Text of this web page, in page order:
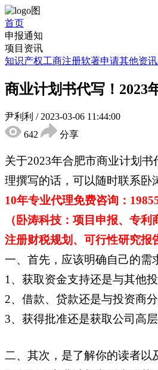
首页
申报通知
项目资讯
知识产权工商注册软著申请其他资讯
商业计划书代写！2023
尹利利 / 2023-03-06 11:44:00
642
分享
关于2023年合肥市商业计划
理撰写的话，可以随时联系卧
10年专业代理免费咨询：
（卧涛科技：项目申报、专
注册财税规划、可行性研究报
一、首先，应该明确自己的需
1、获取资金支持还是与其他
2、借款、贷款还是与投资商
3、获得批准还是获取公司高
二、其次，是了解你的读者以